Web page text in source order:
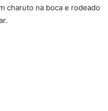
charuto na boca e rodeado